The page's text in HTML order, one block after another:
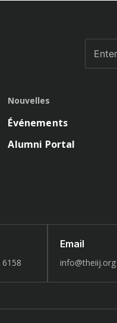
Nouvelles
Événements
Alumni Portal
Email
info@theiij.org